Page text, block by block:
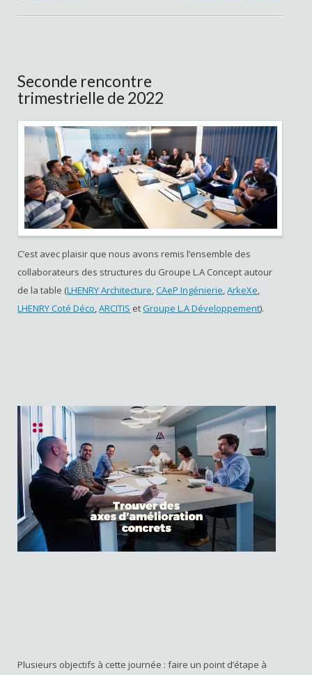
Seconde rencontre
trimestrielle de 2022
C’est avec plaisir que nous avons remis l’ensemble des
collaborateurs des structures du Groupe L.A Concept autour
de la table (LHENRY Architecture,CAeP Ingénierie,ArkeXe,
LHENRY Coté Déco,ARCITIS etGroupe L.A Développement).
Plusieurs objectifs à cette journée : faire un point d’étape à